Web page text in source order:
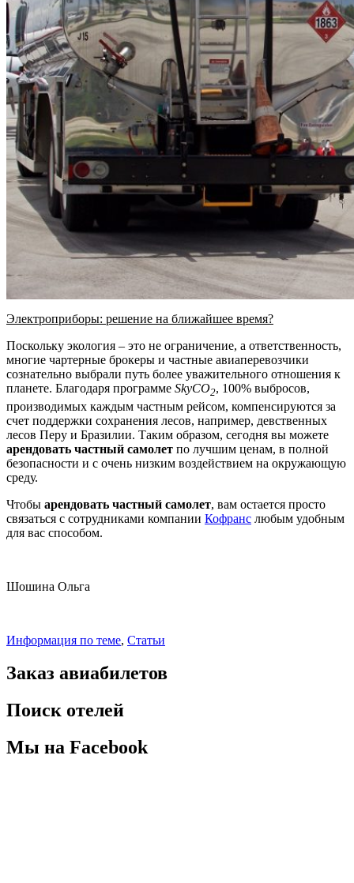
Электроприборы: решение на ближайшее время?
Поскольку экология – это не ограничение, а ответственность,
многие чартерные брокеры и частные авиаперевозчики
сознательно выбрали путь более уважительного отношения к
планете. Благодаря программе SkyCO2, 100% выбросов,
производимых каждым частным рейсом, компенсируются за
счет поддержки сохранения лесов, например, девственных
лесов Перу и Бразилии. Таким образом, сегодня вы можете
арендовать частный самолет по лучшим ценам, в полной
безопасности и с очень низким воздействием на окружающую
среду.
Чтобы арендовать частный самолет, вам остается просто
связаться с сотрудниками компании Кофранс любым удобным
для вас способом.
Шошина Ольга
Информация по теме, Статьи
Заказ авиабилетов
Поиск отелей
Мы на Facebook